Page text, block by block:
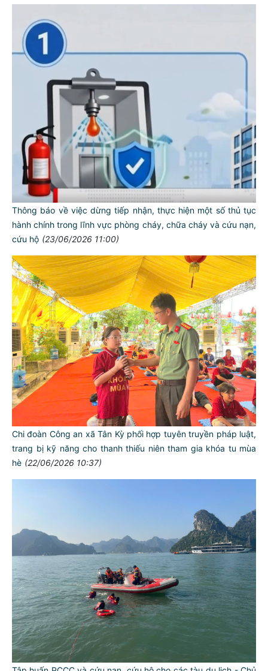
Thông báo về việc dừng tiếp nhận, thực hiện một số thủ tục
hành chính trong lĩnh vực phòng cháy, chữa cháy và cứu nạn,
cứu hộ (23/06/2026 11:00)
Chi đoàn Công an xã Tân Kỳ phối hợp tuyên truyền pháp luật,
trang bị kỹ năng cho thanh thiếu niên tham gia khóa tu mùa
hè (22/06/2026 10:37)
TƯ CÁCH
NGƯỜI CÔNG AN CÁCH MỆNH LÀ:
Đối với tự mình, phải